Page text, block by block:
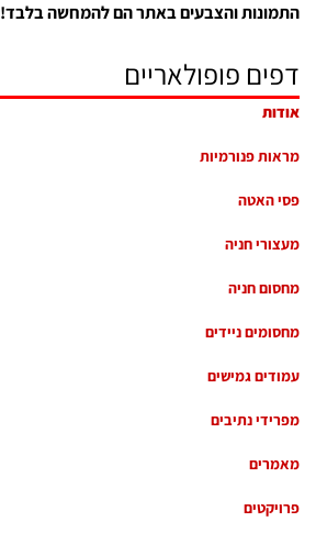
התמונות והצבעים באתר הם להמחשה בלבד!
דפים פופולאריים
אודות
מראות פנורמיות
פסי האטה
מעצורי חניה
מחסום חניה
מחסומים ניידים
עמודים גמישים
מפרידי נתיבים
מאמרים
פרויקטים